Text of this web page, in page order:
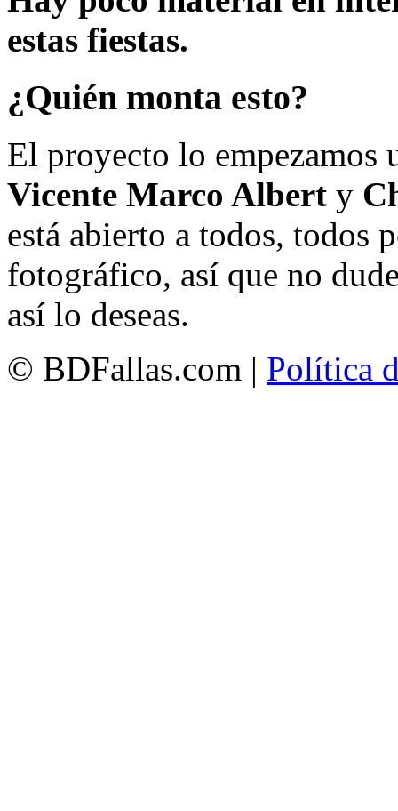
estas fiestas.
¿Quién monta esto?
El proyecto lo empezamos
Vicente Marco Albert y
está abierto a todos, todos
fotográfico, así que no
así lo deseas.
© BDFallas.com | Política